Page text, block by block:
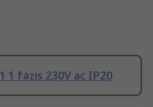
1 fázis 230V ac IP20